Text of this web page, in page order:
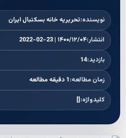
نویسنده:تحریریه خانه بسکتبال ایران
انتشار:۱۴۰۰/۱۲/۰۴ | 2022-02-23
بازدید:14
زمان مطالعه:1 دقیقه مطالعه
کلیدواژه:[]